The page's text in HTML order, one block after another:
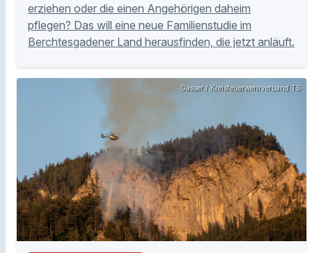
erziehen oder die einen Angehörigen daheim
pflegen? Das will eine neue Familienstudie im
Berchtesgadener Land herausfinden, die jetzt anläuft.
Gasser / Kreisfeuerwehrverband TS